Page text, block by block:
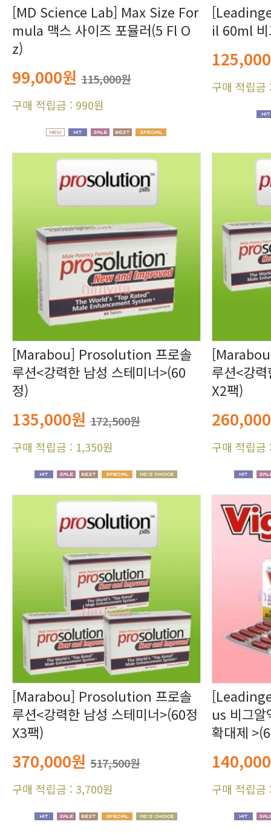
z)
99,000원 115,000원
구매 적립금 : 990원
il 60ml 비
구매 적립
정)
135,000원 172,500원
구매 적립금 : 1,350원
X2팩)
구매 적립
X3팩)
370,000원 517,500원
구매 적립금 : 3,700원
확대제
구매 적립